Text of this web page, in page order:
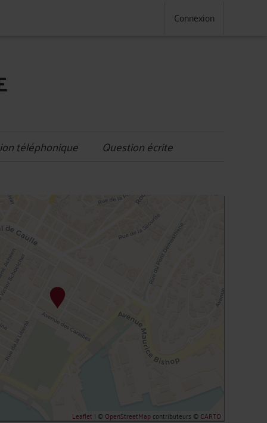
Connexion
téléphonique Question écrite
Leaflet | ©OpenStreetMapcontributeurs ©CARTO